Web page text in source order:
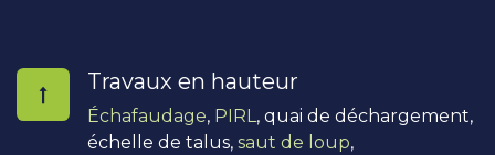
Travaux en hauteur
Échafaudage, PIRL, quai de déchargement,
échelle de talus, saut de loup,